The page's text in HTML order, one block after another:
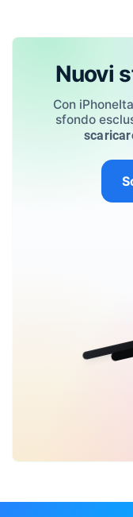
Nuovi
Con
sfondo